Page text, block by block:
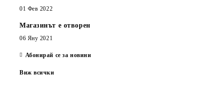
01 Фев 2022
Магазинът е отворен
06 Яну 2021
Абонирай се за новини
Виж всички